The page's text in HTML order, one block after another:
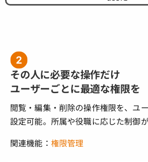
その人に必要な操作だけ
ユーザーごとに最適な権限を
閲覧・編集・削除の操作権限を、ユ
設定可能。所属や役職に応じた制御が
関連機能： 権限管理